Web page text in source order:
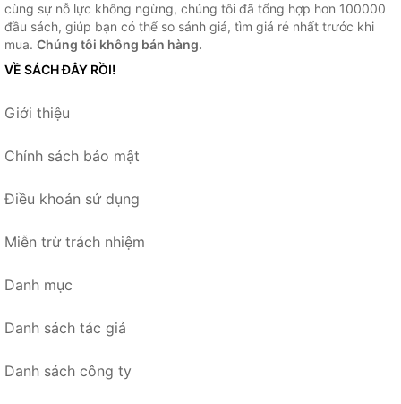
cùng sự nỗ lực không ngừng, chúng tôi đã tổng hợp hơn 100000
đầu sách, giúp bạn có thể so sánh giá, tìm giá rẻ nhất trước khi
mua. Chúng tôi không bán hàng.
VỀ SÁCH ĐÂY RỒI!
Giới thiệu
Chính sách bảo mật
Điều khoản sử dụng
Miễn trừ trách nhiệm
Danh mục
Danh sách tác giả
Danh sách công ty